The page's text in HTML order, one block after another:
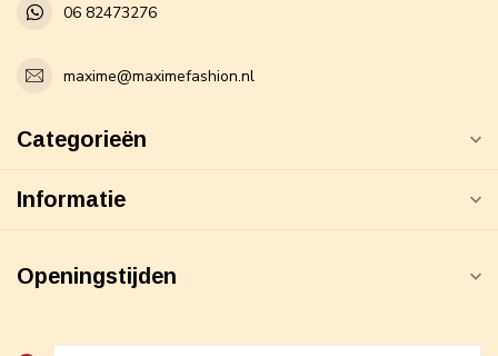
06 82473276
maxime@maximefashion.nl
Categorieën
Informatie
Openingstijden